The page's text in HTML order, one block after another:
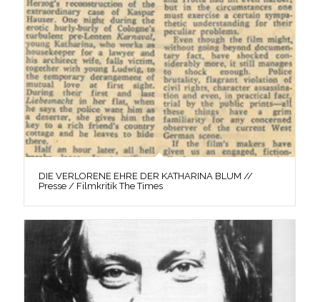
DIE VERLORENE EHRE DER KATHARINA BLUM //
Presse / Filmkritik The Times